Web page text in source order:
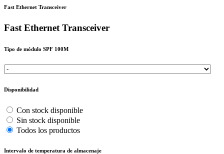
Fast Ethernet Transceiver
Fast Ethernet Transceiver
Tipo de módulo SPF 100M
Disponibilidad
Con stock disponible
Sin stock disponible
Todos los productos
Intervalo de temperatura de almacenaje